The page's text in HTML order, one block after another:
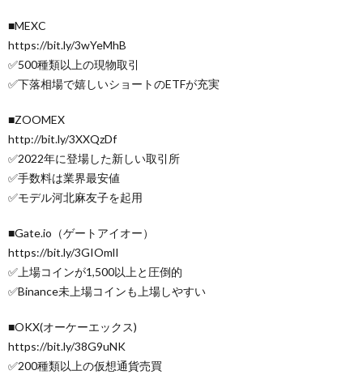
■MEXC
https://bit.ly/3wYeMhB
✅500種類以上の現物取引
✅下落相場で嬉しいショートのETFが充実
■ZOOMEX
http://bit.ly/3XXQzDf
✅2022年に登場した新しい取引所
✅手数料は業界最安値
✅モデル河北麻友子を起用
■Gate.io（ゲートアイオー）
https://bit.ly/3GIOmlI
✅上場コインが1,500以上と圧倒的
✅Binance未上場コインも上場しやすい
■OKX(オーケーエックス)
https://bit.ly/38G9uNK
✅200種類以上の仮想通貨売買